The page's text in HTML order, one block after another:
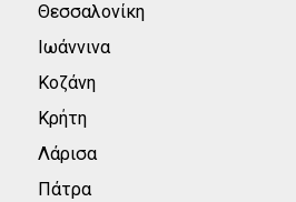
Θεσσαλονίκη
Ιωάννινα
Κοζάνη
Κρήτη
Λάρισα
Πάτρα